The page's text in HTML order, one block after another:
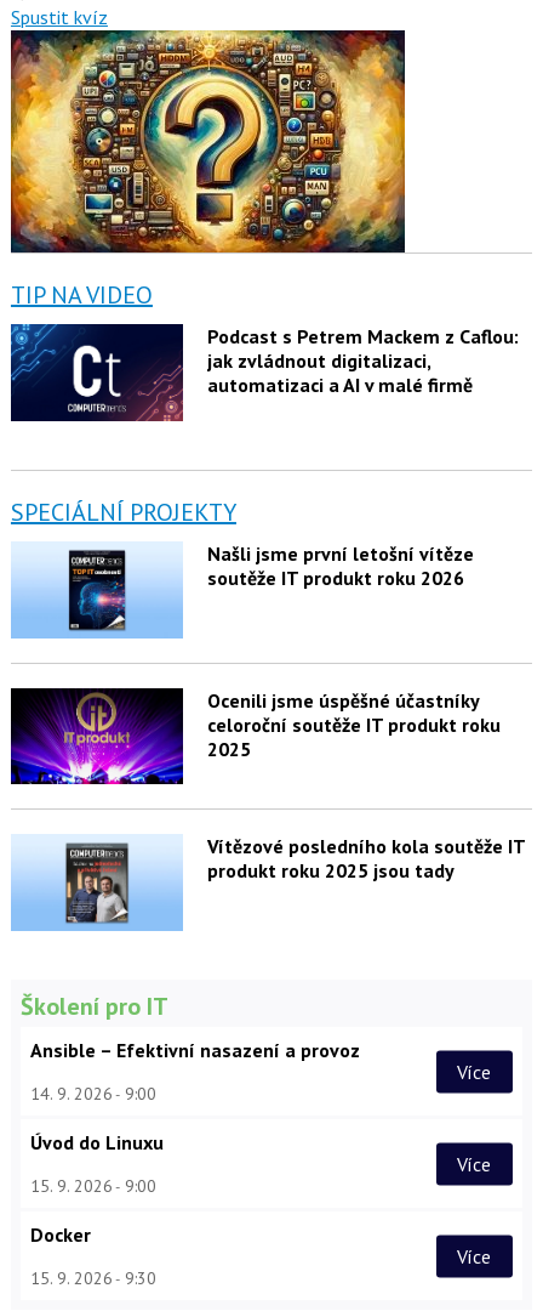
Spustit kvíz
TIP NA VIDEO
Podcast s Petrem Mackem z Caflou:
jak zvládnout digitalizaci,
automatizaci a AI v malé firmě
SPECIÁLNÍ PROJEKTY
Našli jsme první letošní vítěze
soutěže IT produkt roku 2026
Ocenili jsme úspěšné účastníky
celoroční soutěže IT produkt roku
2025
Vítězové posledního kola soutěže IT
produkt roku 2025 jsou tady
Školení pro IT
Ansible – Efektivní nasazení a provoz
14. 9. 2026 9:00
Více
Úvod do Linuxu
15. 9. 2026 9:00
Více
Docker
15. 9. 2026 9:30
Více